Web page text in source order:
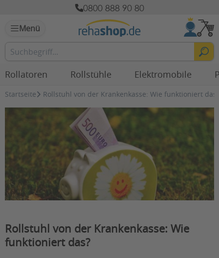
0800 888 90 80
Menü
Rollatoren Rollstühle Elektromobile
Startseite Rollstuhl von der Krankenkasse: Wie funktioniert das?
Rollstuhl von der Krankenkasse: Wie
funktioniert das?